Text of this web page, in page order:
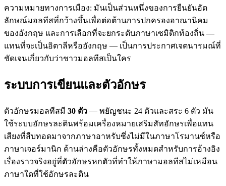
ความหมายทางการเมือง: มันเป็นส่วนหนึ่งของการยืนยันอัต
ลักษณ์มอลทีสที่กว้างขึ้นเพื่อต่อต้านการปกครองอาณานิคม
ของอังกฤษ และการเลือกที่จะยกระดับภาษาเซมิติกท้องถิ่น —
แทนที่จะเป็นอิตาลีหรืออังกฤษ — เป็นการประกาศเจตนารมณ์ที่
ชัดเจนเกี่ยวกับว่าชาวมอลทีสเป็นใคร
ระบบการเขียนและตัวอักษร
ตัวอักษรมอลทีสมี 30 ตัว — พยัญชนะ 24 ตัวและสระ 6 ตัว มัน
ใช้ระบบอักษรละตินพร้อมเครื่องหมายเสริมสัทอักษรเพื่อแทน
เสียงที่สืบทอดมาจากภาษาอาหรับซึ่งไม่มีในภาษาโรมานซ์หรือ
ภาษาเจอร์มานิก ด้านล่างคือตัวอักษรทั้งหมดสำหรับการอ้างอิง
เรื่องราวจริงอยู่ที่ตัวอักษรหกตัวที่ทำให้ภาษามอลทีสไม่เหมือน
ภาษาใดที่ใช้อักษรละติน